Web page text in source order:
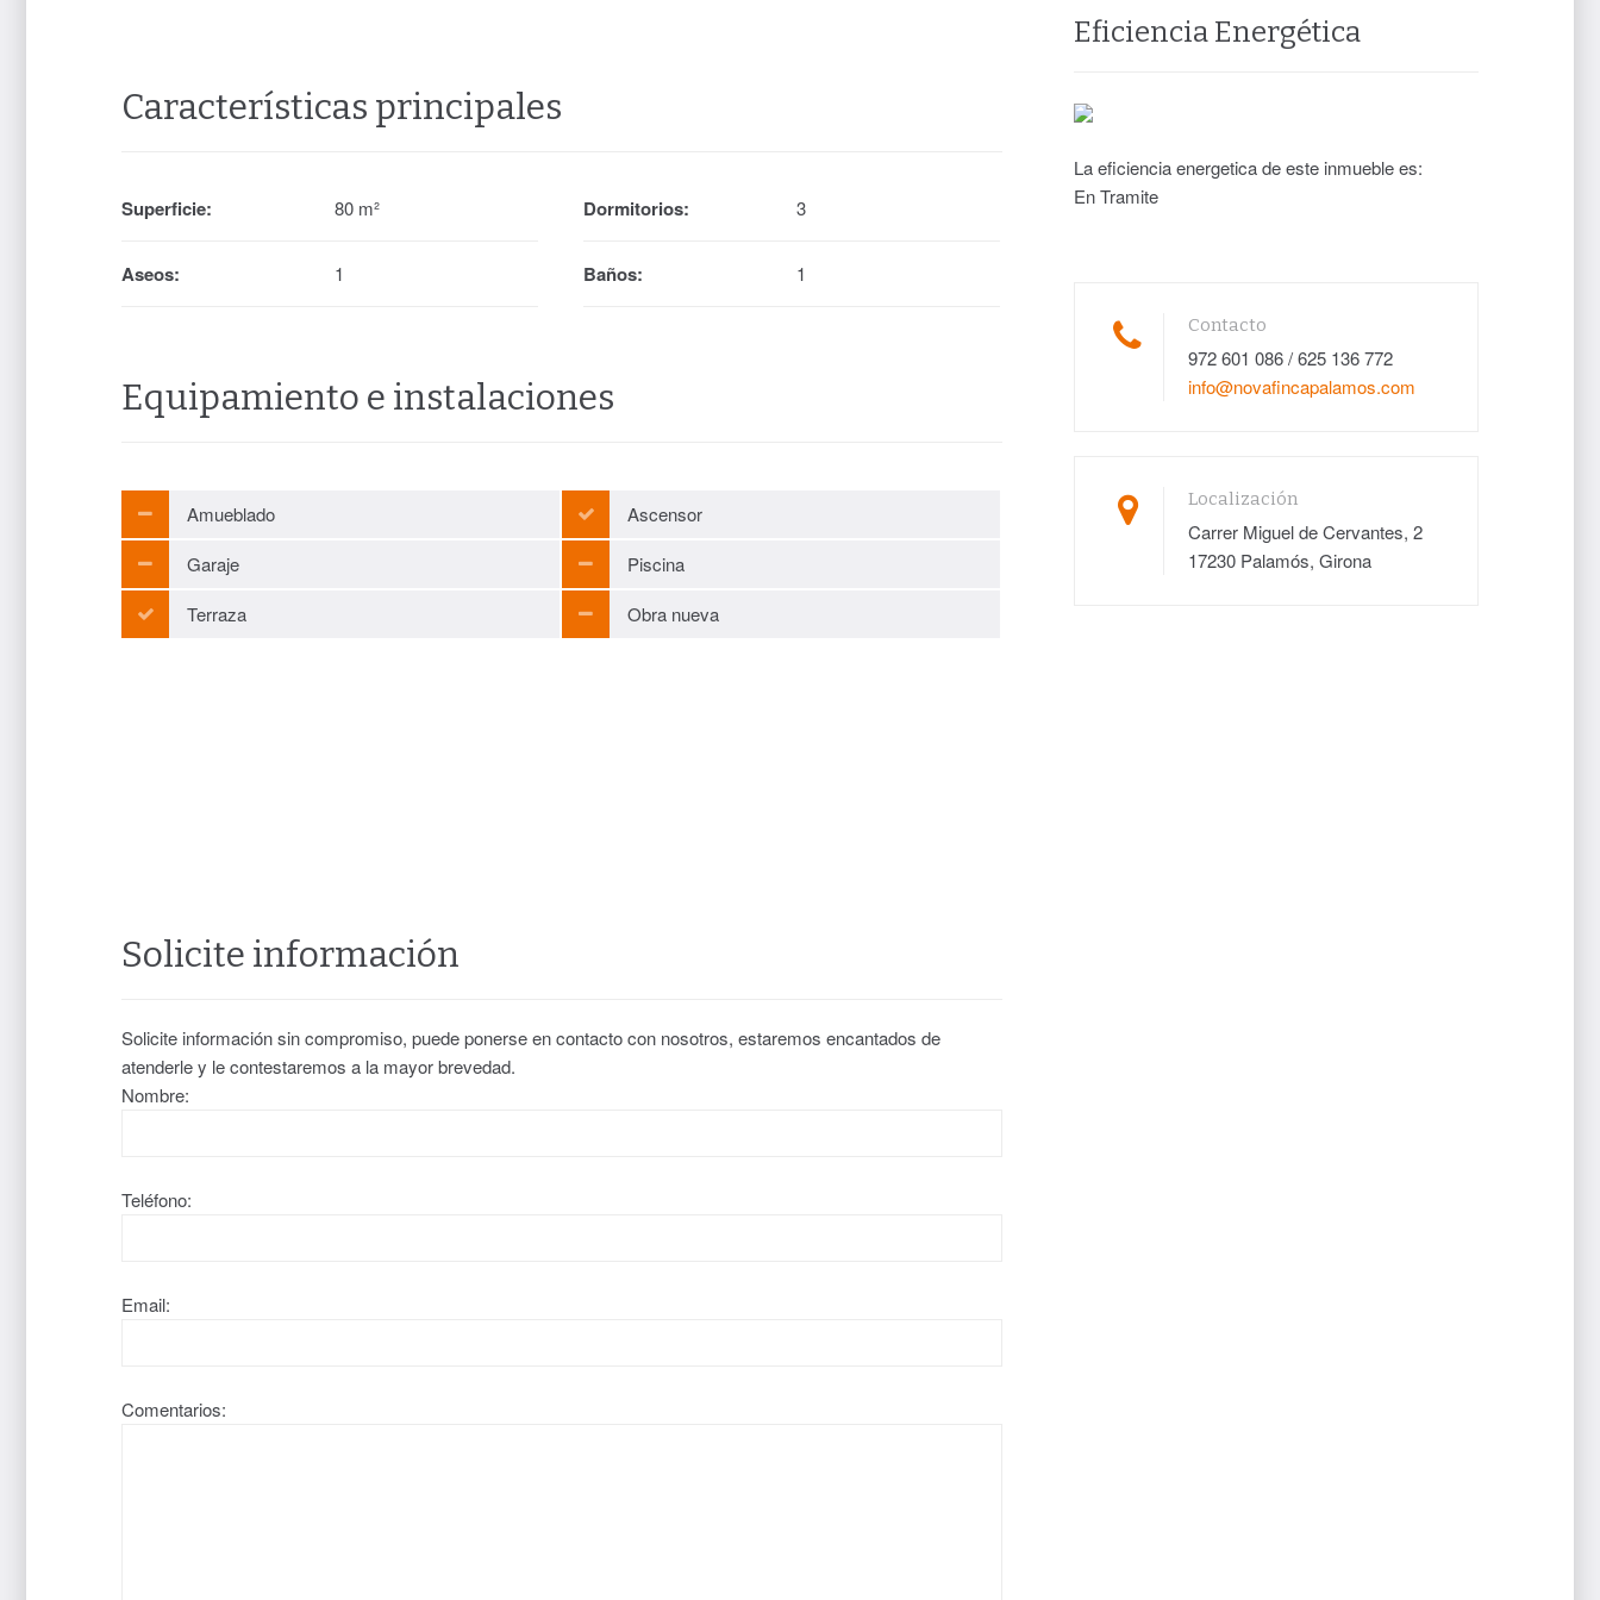
Características principales
Superficie: 80 m² Dormitorios: 3
Aseos: 1 Baños: 1
Equipamiento e instalaciones
Amueblado
Ascensor
Garaje
Piscina
Terraza
Obra nueva
Eficiencia Energética
La eficiencia energetica de este inmueble es:
En Tramite
Contacto
972 601 086 / 625 136 772
info@novafincapalamos.com
Localización
Carrer Miguel de Cervantes, 2
17230 Palamós, Girona
Solicite información
Solicite información sin compromiso, puede ponerse en contacto con nosotros, estaremos encantados de
atenderle y le contestaremos a la mayor brevedad.
Nombre:
Teléfono:
Email:
Comentarios: